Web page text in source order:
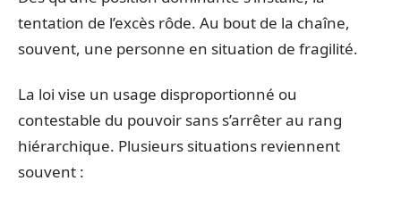
tentation de l’excès rôde. Au bout de la chaîne,
souvent, une personne en situation de fragilité.
La loi vise un usage disproportionné ou
contestable du pouvoir sans s’arrêter au rang
hiérarchique. Plusieurs situations reviennent
souvent :